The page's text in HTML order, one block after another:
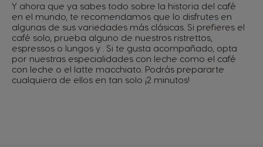
Y ahora que ya sabes todo sobre la historia del café
en el mundo, te recomendamos que lo disfrutes en
algunas de sus variedades más clásicas. Si prefieres el
café solo, prueba alguno de nuestros ristrettos,
espressos o lungos y . Si te gusta acompañado, opta
por nuestras especialidades con leche como el café
con leche o el latte macchiato. Podrás prepararte
cualquiera de ellos en tan solo ¡2 minutos!